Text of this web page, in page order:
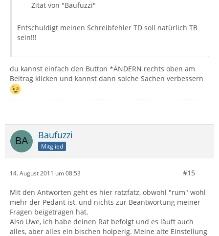
Zitat von "Baufuzzi"
Entschuldigt meinen Schreibfehler TD soll natürlich TB
sein!!!
du kannst einfach den Button *ÄNDERN rechts oben am
Beitrag klicken und kannst dann solche Sachen verbessern
Baufuzzi
Mitglied
14. August 2011 um 08:53 #15
Mit den Antworten geht es hier ratzfatz, obwohl "rum" wohl
mehr der Pedant ist, und nichts zur Beantwortung meiner
Fragen beigetragen hat.
Also Uwe, ich habe deinen Rat befolgt und es läuft auch
alles, aber alles ein bischen holperig. Meine alte Einstellung